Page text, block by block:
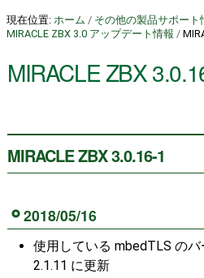
現在位置: ホーム / その他の製品サポート
MIRACLE ZBX 3.0 アップデート情報 /
MIRACLE ZBX
MIRACLE ZBX 3.0.16-1
2018/05/16
使用している mbedTLS の
2.1.11 に更新